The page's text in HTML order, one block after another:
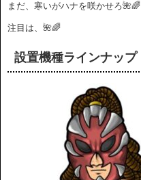
まだ、寒いがハナを咲かせろ🌺🌈
注目は、🌺🌈
設置機種ラインナップ